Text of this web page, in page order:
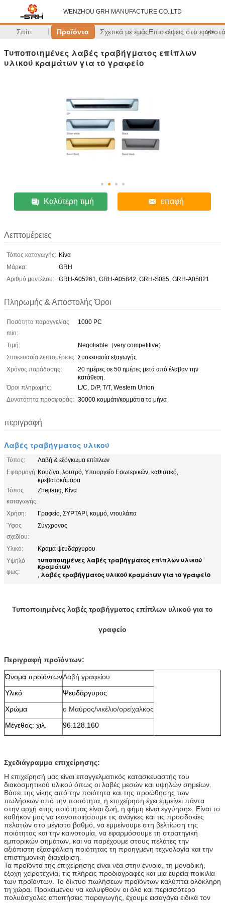
WENZHOU GRH MANUFACTURE CO.,LTD
Σπίτι Προϊόντα Σχετικά με εμάςΕπισκέψεις στο >>
Τυποποιημένες λαβές τραβήγματος επίπλων
υλικού κραμάτων για το γραφείο
Καλύτερη τιμή επαφή
Λεπτομέρειες
Τόπος καταγωγής: Κίνα
Μάρκα:
GRH
Αριθμό μοντέλου:
GRH-A05261, GRH-A05842, GRH-S085, GRH-A05821
Πληρωμής & Αποστολής Όροι
Ποσότητα παραγγελίας
min:
1000 PC
Τιμή:
Negotiable（very competitive）
Συσκευασία λεπτομέρειες: Συσκευασία εξαγωγής
Χρόνος παράδοσης:
20 ημέρες σε 50 ημέρες μετά από έλαβαν την
κατάθεση.
Όροι πληρωμής:
L/C, D/P, T/T, Western Union
Δυνατότητα προσφοράς: 30000 κομμάτι/κομμάτια το μήνα
περιγραφή
Λαβές τραβήγματος υλικού
Τύπος:
Λαβή & εξόγκωμα επίπλων
Εφαρμογή: Κουζίνα, λουτρό, Υπουργείο Εσωτερικών, καθιστικό,
κρεβατοκάμαρα
Τόπος
καταγωγής:
Zhejiang, Κίνα
Χρήση:
Γραφείο, ΣΥΡΤΑΡΙ, κομμό, ντουλάπα
Ύφος
σχεδίου:
Σύγχρονος
Υλικό:
Κράμα ψευδάργυρου
Υψηλό
φως:
τυποποιημένες λαβές τραβήγματος επίπλων υλικού
κραμάτων
, λαβές τραβήγματος υλικού κραμάτων για το γραφείο
Τυποποιημένες λαβές τραβήγματος επίπλων υλικού για το
γραφείο
Περιγραφή προϊόντων:
Όνομα προϊόντωνΛαβή γραφείου
Υλικό
Ψευδάργυρος
Χρώμα
ο Μαύρος/νικέλιο/ορείχαλκος
Μέγεθος: χιλ.
96.128.160
Σχεδιάγραμμα επιχείρησης:
Η επιχείρησή μας είναι επαγγελματικός κατασκευαστής του
διακοσμητικού υλικού όπως οι λαβές μεσών και υψηλών σημείων.
Βάσει της νίκης από την ποιότητα και της προώθησης των
πωλήσεων από την ποσότητα, η επιχείρηση έχει εμμείνει πάντα
στην αρχή «της ποιότητας είναι ζωή, η φήμη είναι εγγύηση». Είναι το
καθήκον μας να ικανοποιήσουμε τις ανάγκες και τις προσδοκίες
πελατών στο μέγιστο βαθμό, να εμμείνουμε στη βελτίωση της
ποιότητας και την καινοτομία, να εφαρμόσουμε τη στρατηγική
εμπορικών σημάτων, και να παρέχουμε στους πελάτες την
αξιόπιστη εξασφάλιση ποιότητας τη προηγμένη τεχνολογία και την
επιστημονική διαχείριση.
Τα προϊόντα της επιχείρησης είναι νέα στην έννοια, τη μοναδική,
έξοχη χειροτεχνία, τις πλήρεις προδιαγραφές και μια ευρεία ποικιλία
των προϊόντων. Το δίκτυο πωλήσεων προϊόντων καλύπτει ολόκληρη
τη χώρα. Προκειμένου να καλυφθούν οι όλο και περισσότερο
πολυάσχολες απαιτήσεις παραγωγής, έχουμε εισαγάγει ειδικά τον